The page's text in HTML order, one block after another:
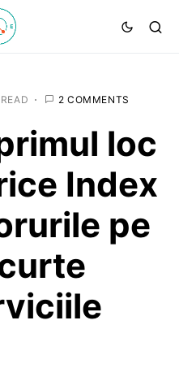
2 COMMENTS
loc
Index
pe